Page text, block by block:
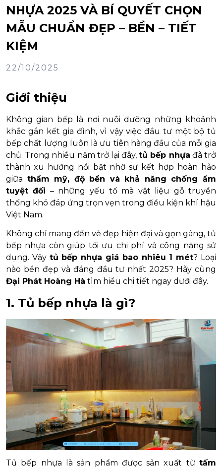
NHỰA 2025 VÀ BÍ QUYẾT CHỌN
MẪU CHUẨN ĐẸP – BỀN – TIẾT
KIỆM
22/10/2025
Giới thiệu
Không gian bếp là nơi nuôi dưỡng những khoảnh
khắc gắn kết gia đình, vì vậy việc đầu tư một bộ tủ
bếp chất lượng luôn là ưu tiên hàng đầu của mỗi gia
chủ. Trong nhiều năm trở lại đây,tủ bếp nhựa đã trở
thành xu hướng nổi bật nhờ sự kết hợp hoàn hảo
giữa thẩm mỹ, độ bền và khả năng chống ẩm
tuyệt đối – những yếu tố mà vật liệu gỗ truyền
thống khó đáp ứng trọn vẹn trong điều kiện khí hậu
Việt Nam.
Không chỉ mang đến vẻ đẹp hiện đại và gọn gàng, tủ
bếp nhựa còn giúp tối ưu chi phí và công năng sử
dụng. Vậy tủ bếp nhựa giá bao nhiêu 1 mét? Loại
nào bền đẹp và đáng đầu tư nhất 2025? Hãy cùng
Đại Phát Hoàng Hà tìm hiểu chi tiết ngay dưới đây.
1. Tủ bếp nhựa là gì?
Tủ bếp nhựa là sản phẩm được sản xuất từ tấm